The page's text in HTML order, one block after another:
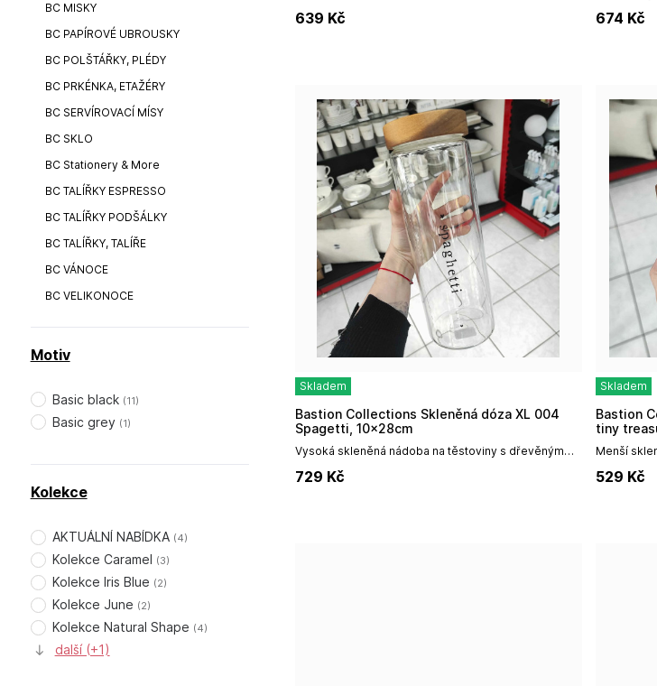
BC MISKY
BC PAPÍROVÉ UBROUSKY
BC POLŠTÁŘKY, PLÉDY
BC PRKÉNKA, ETAŽÉRY
BC SERVÍROVACÍ MÍSY
BC SKLO
BC Stationery & More
BC TALÍŘKY ESPRESSO
BC TALÍŘKY PODŠÁLKY
BC TALÍŘKY, TALÍŘE
BC VÁNOCE
BC VELIKONOCE
jednotlivých nádobkách. Malé roztomilé...
639 Kč
srdíčka v
674 Kč
Skladem
Vysoká skleněná nádoba na těstoviny s dřevěným
velikosti skleněných dóz a mějte...
Bastion Collections Skleněná dóza XL 004
Spagetti, 10x28cm
729 Kč
Skladem
Menší
udělejte si
Bastion Collections Skleněná dóza XS 004
tiny
529 Kč
Motiv
Basic black (11)
Basic grey (1)
Kolekce
AKTUÁLNÍ NABÍDKA (4)
Kolekce Caramel (3)
Kolekce Iris Blue (2)
Kolekce June (2)
Kolekce Natural Shape (4)
další (+1)